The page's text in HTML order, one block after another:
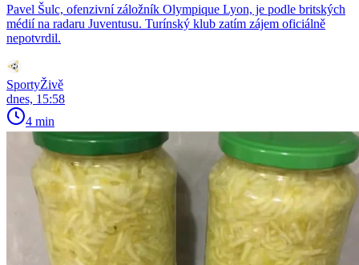
Pavel Šulc, ofenzivní záložník Olympique Lyon, je podle britských
médií na radaru Juventusu. Turínský klub zatím zájem oficiálně
nepotvrdil.
SportyŽivě
dnes, 15:58
4 min